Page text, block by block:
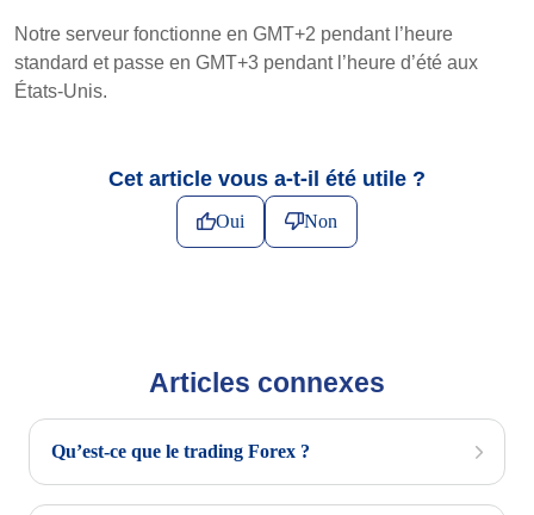
Notre serveur fonctionne en GMT+2 pendant l’heure
standard et passe en GMT+3 pendant l’heure d’été aux
États-Unis.
Cet article vous a-t-il été utile ?
Oui Non
Articles connexes
Qu’est-ce que le trading Forex ?